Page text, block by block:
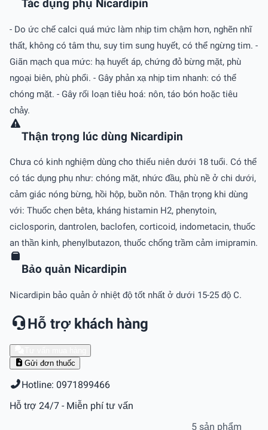
Tác dụng phụ Nicardipin
- Do ức chế calci quá mức làm nhịp tim chậm hơn, nghẽn nhĩ
thất, không có tâm thu, suy tim sung huyết, có thể ngừng tim. -
Giãn mạch qua mức: hạ huyết áp, chứng đỏ bừng mặt, phù
ngoại biên, phù phổi. - Gây phản xạ nhịp tim nhanh: có thể
chóng mặt. - Gây rối loạn tiêu hoá: nôn, táo bón hoặc tiêu
chảy.
Thận trọng lúc dùng Nicardipin
Chưa có kinh nghiệm dùng cho thiếu niên dưới 18 tuổi. Có thể
có tác dụng phụ như: chóng mặt, nhức đầu, phù nề ở chi dưới,
cảm giác nóng bừng, hồi hộp, buồn nôn. Thận trọng khi dùng
với: Thuốc chẹn bêta, kháng histamin H2, phenytoin,
ciclosporin, dantrolen, baclofen, corticoid, indometacin, thuốc
an thần kinh, phenylbutazon, thuốc chống trầm cảm imipramin.
Bảo quản Nicardipin
Nicardipin bảo quản ở nhiệt độ tốt nhất ở dưới 15-25 độ C.
Hỗ trợ khách hàng
Gửi đơn thuốc
Hotline: 0971899466
Hỗ trợ 24/7 - Miễn phí tư vấn
5 sản phẩm